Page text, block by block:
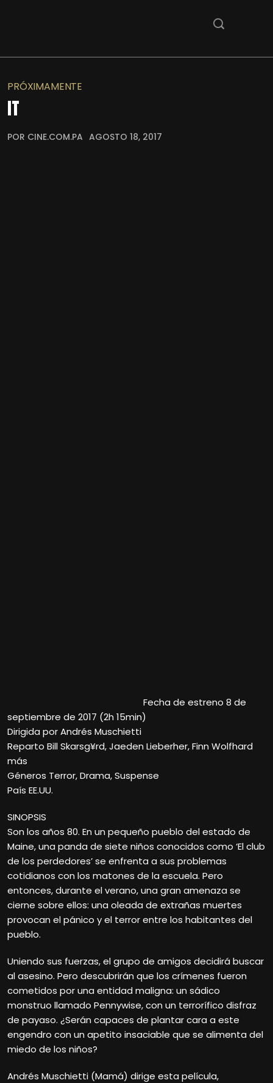
PRÓXIMAMENTE
IT
POR CINE.COM.PA AGOSTO 18, 2017
Fecha de estreno 8 de
septiembre de 2017 (2h 15min)
Dirigida por Andrés Muschietti
Reparto Bill Skarsg¥rd, Jaeden Lieberher, Finn Wolfhard
más
Géneros Terror, Drama, Suspense
País EE.UU.
SINOPSIS
Son los años 80. En un pequeño pueblo del estado de
Maine, una panda de siete niños conocidos como ‘El club
de los perdedores’ se enfrenta a sus problemas
cotidianos con los matones de la escuela. Pero
entonces, durante el verano, una gran amenaza se
cierne sobre ellos: una oleada de extrañas muertes
provocan el pánico y el terror entre los habitantes del
pueblo.
Uniendo sus fuerzas, el grupo de amigos decidirá buscar
al asesino. Pero descubrirán que los crímenes fueron
cometidos por una entidad maligna: un sádico
monstruo llamado Pennywise, con un terrorífico disfraz
de payaso. ¿Serán capaces de plantar cara a este
engendro con un apetito insaciable que se alimenta del
miedo de los niños?
Andrés Muschietti (Mamá) dirige esta película,